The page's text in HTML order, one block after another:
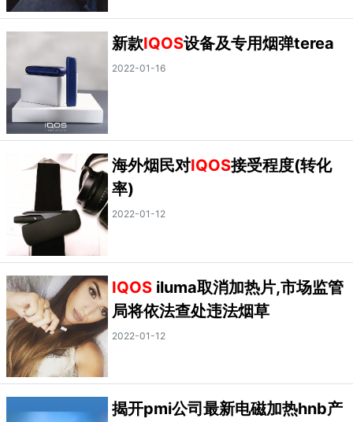
新款IQOS设备及专用烟弹terea
2022-01-16
海外烟民对IQOS接受程度(转化
率)
2022-01-12
IQOSiluma取消加热片,市场监管
局将依法查处违法烟草
2022-01-12
揭开pmi公司最新电磁加热hnb产